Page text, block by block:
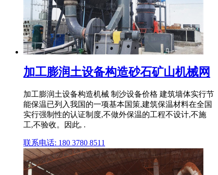
加工膨润土设备构造砂石矿山机械网
加工膨润土设备构造机械 制沙设备价格 建筑墙体实行节
能保温已列入我国的一项基本国策,建筑保温材料在全国
实行强制性的认证制度,不做外保温的工程不设计,不施
工,不验收。因此, .
联系电话: 180 3780 8511